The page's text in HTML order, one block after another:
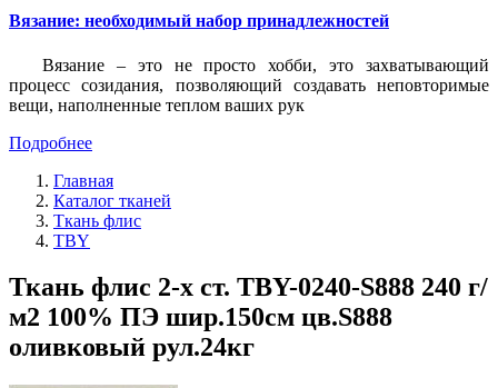
Вязание: необходимый набор принадлежностей
Вязание – это не просто хобби, это захватывающий
процесс созидания, позволяющий создавать неповторимые
вещи, наполненные теплом ваших рук
Подробнее
Главная
Каталог тканей
Ткань флис
TBY
Ткань флис 2-х ст. TBY-0240-S888 240 г/
м2 100% ПЭ шир.150см цв.S888
оливковый рул.24кг